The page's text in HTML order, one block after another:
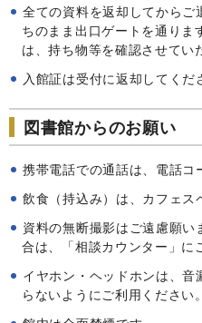
全ての資料を返却してからご
ちのまま出口ゲートを通りま
は、持ち物等を確認させてい
入館証は受付に返却してくだ
図書館からのお願い
携帯電話での通話は、電話コ
飲食（持込み）は、カフェス
資料の無断撮影はご遠慮願
合は、「相談カウンター」に
イヤホン・ヘッドホンは、
らないようにご利用ください。